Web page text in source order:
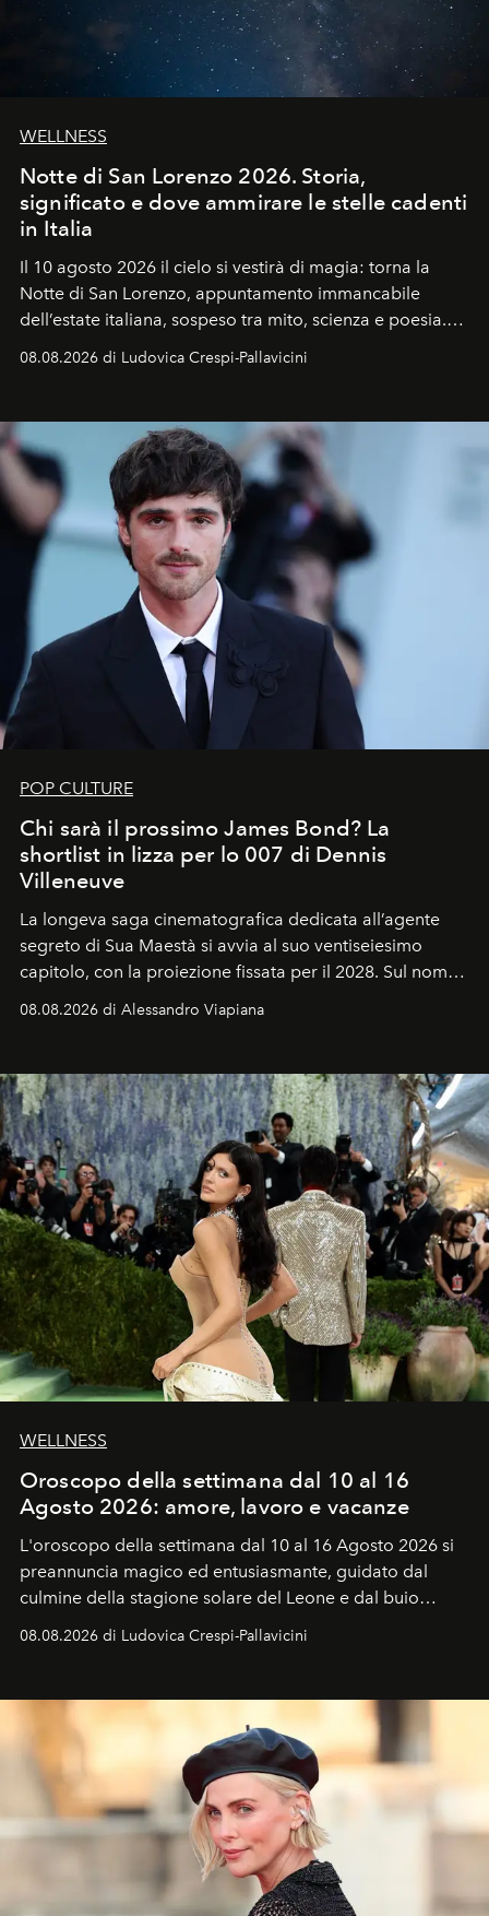
WELLNESS
Notte di San Lorenzo 2026. Storia,
significato e dove ammirare le stelle cadenti
in Italia
Il 10 agosto 2026 il cielo si vestirà di magia: torna la
Notte di San Lorenzo, appuntamento immancabile
dell’estate italiana, sospeso tra mito, scienza e poesia.
Sarà il momento in cui gli occhi si alzano verso la volta
celeste per seguire il passaggio delle
all’universo i desideri più segreti
08.08.2026 di Ludovica Crespi-Pallavicini
POP CULTURE
Chi sarà il prossimo James Bond? La
shortlist in lizza per lo 007 di Dennis
Villeneuve
La longeva saga cinematografica dedicata all’agente
segreto di Sua Maestà si avvia al suo ventiseiesimo
capitolo, con la proiezione fissata per il 2028. Sul nome
dell’attore chiamato a raccogliere l’eredità di Daniel
Craig, però, regna ancora il più assoluto riserbo.
08.08.2026 di Alessandro Viapiana
WELLNESS
Oroscopo della settimana dal 10 al 16
Agosto 2026: amore, lavoro e vacanze
L'oroscopo della settimana dal 10 al 16 Agosto 2026 si
preannuncia magico ed entusiasmante, guidato dal
culmine della stagione solare del Leone e dal buio
favorevole della Luna nuova in Leone del 12 agosto,
ideale per la notte delle Perseidi.
08.08.2026 di Ludovica Crespi-Pallavicini